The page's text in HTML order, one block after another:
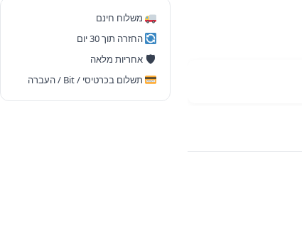
עם
בהירות
גבוהה
משלוח חינם
החזרה תוך 30 יום
🛡 אחריות מלאה
תשלום בכרטיסי / Bit / העברה